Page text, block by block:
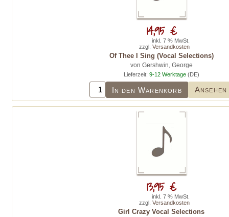
Of Thee I Sing (Vocal Selections)
von Gershwin, George
Lieferzeit: 9-12 Werktage(DE)
In den Warenkorb Ansehen
14,95 €
inkl. 7 % MwSt.
zzgl. Versandkosten
Girl Crazy Vocal Selections
13,95 €
inkl. 7 % MwSt.
zzgl. Versandkosten